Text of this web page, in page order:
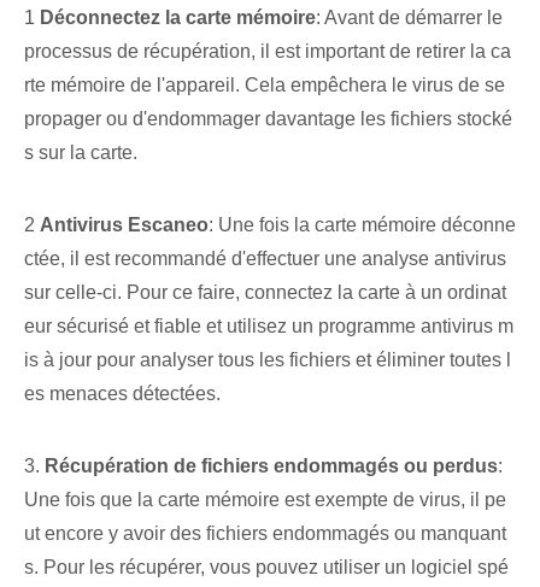
1 Déconnectez la carte mémoire: Avant de démarrer le
processus de récupération, il est important de retirer la ca
rte mémoire de l'appareil. Cela empêchera le virus de se
propager ou d'endommager davantage les fichiers stocké
s sur la carte.
2 Antivirus Escaneo: Une fois la carte mémoire déconne
ctée, il est recommandé d'effectuer une analyse antivirus
sur celle-ci. Pour ce faire, connectez la carte à un ordinat
eur sécurisé et fiable et utilisez un programme antivirus m
is à jour pour analyser tous les fichiers et éliminer toutes l
es menaces détectées.
3. Récupération de fichiers endommagés ou perdus:
Une fois que la carte mémoire est exempte de virus, il pe
ut encore y avoir des fichiers endommagés ou manquant
s. Pour les récupérer, vous pouvez utiliser un logiciel spé